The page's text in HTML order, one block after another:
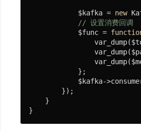
            $kafka =
new
// 设置消费回调
            $func =
            };
$kafka-
        });
    }